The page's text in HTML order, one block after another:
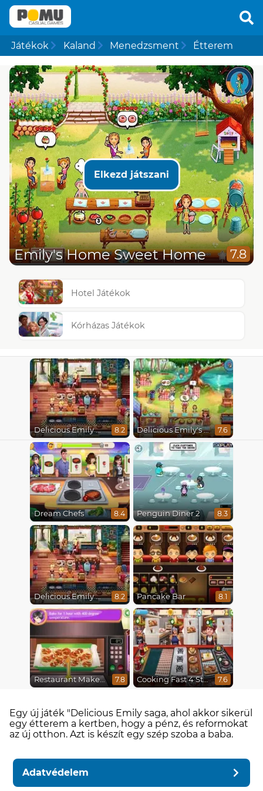
Játékok Kaland Menedzsment Étterem
Elkezd játszani
Emily's Home Sweet Home 7.8
Hotel Játékok
Kórházas Játékok
Delicious Emily New Beginning 8.2 Delicious Emily's Hopes And Fears 7.6
Dream Chefs 8.4 Penguin Diner 2 8.3
Delicious Emily New Beginning 8.2 Pancake Bar 8.1
Restaurant Makeover 7.8 Cooking Fast 4 Steak 7.6
Egy új játék "Delicious Emily saga, ahol akkor sikerül
egy étterem a kertben, hogy a pénz, és reformokat
az új otthon. Azt is készít egy szép szoba a baba.
Adatvédelem